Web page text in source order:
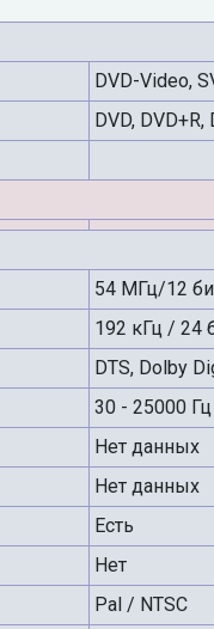
DVD-Video,
DVD, DVD+R,
54 МГц/12
192 кГц / 24
DTS, Dolby
30 - 25000 Гц
Нет данных
Нет данных
Есть
Нет
Pal / NTSC